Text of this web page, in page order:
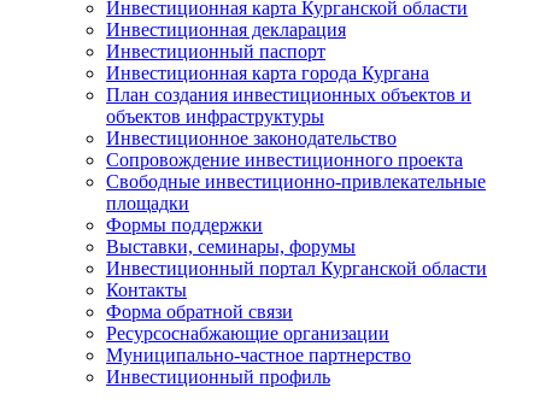
Инвестиционная карта Курганской области
Инвестиционная декларация
Инвестиционный паспорт
Инвестиционная карта города Кургана
План создания инвестиционных объектов и
объектов инфраструктуры
Инвестиционное законодательство
Сопровождение инвестиционного проекта
Свободные инвестиционно-привлекательные
площадки
Формы поддержки
Выставки, семинары, форумы
Инвестиционный портал Курганской области
Контакты
Форма обратной связи
Ресурсоснабжающие организации
Муниципально-частное партнерство
Инвестиционный профиль